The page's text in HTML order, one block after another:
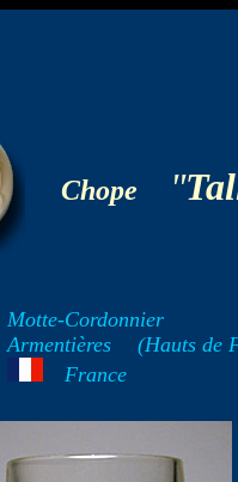
Chope "
Motte-Cordonnier
Armentières
(Hauts de
France